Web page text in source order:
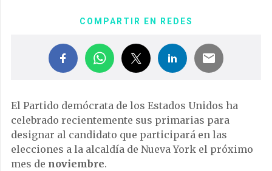
COMPARTIR EN REDES
El Partido demócrata de los Estados Unidos ha
celebrado recientemente sus primarias para
designar al candidato que participará en las
elecciones a la alcaldía de Nueva York el próximo
mes de noviembre.